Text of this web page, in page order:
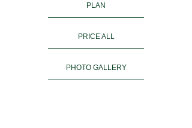
PLAN
PRICE ALL
PHOTO GALLERY